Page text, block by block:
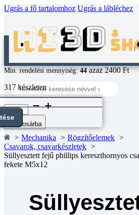
Ugrás a fő tartalomhoz Ugrás a lábléchez
Search
...
Min. rendelési mennyiség:44azaz 2400 Ft
317 készleten
Süllyesztett
fejű
phillips
kereszthornyos
csavar
DIN
965
4.8
mennyiség
Kosárba
Mechanika
Rögzítőelemek
Csavarok, csavarkészletek
Süllyesztett fejű phillips kereszthornyos
fekete M5x12